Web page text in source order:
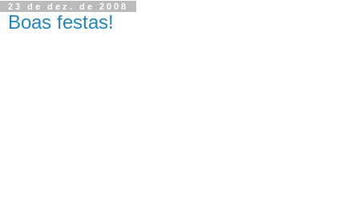
23 de dez. de 2008
Boas festas!